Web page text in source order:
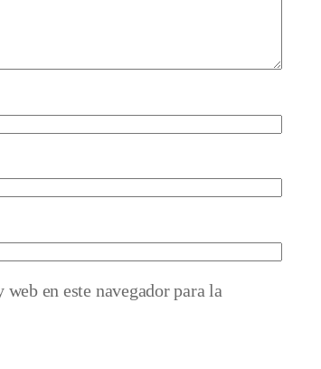
en este navegador para la